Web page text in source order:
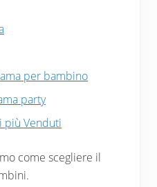
per bambino
party
più Venduti
come scegliere il